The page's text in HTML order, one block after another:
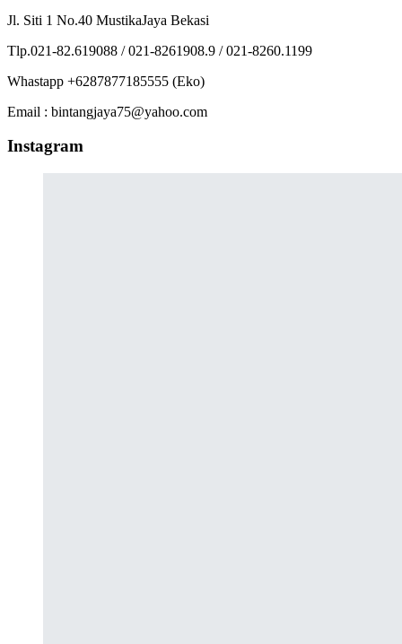
Jl. Siti 1 No.40 MustikaJaya Bekasi
Tlp.021-82.619088 / 021-8261908.9 / 021-8260.1199
Whastapp +6287877185555 (Eko)
Email : bintangjaya75@yahoo.com
Instagram